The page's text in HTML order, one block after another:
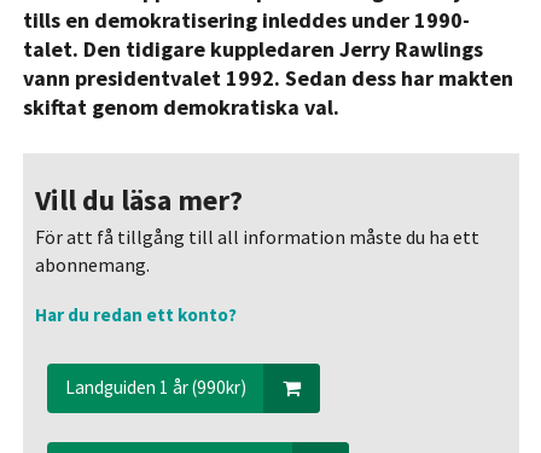
tills en demokratisering inleddes under 1990-
talet. Den tidigare kuppledaren Jerry Rawlings
vann presidentvalet 1992. Sedan dess har makten
skiftat genom demokratiska val.
Vill du läsa mer?
För att få tillgång till all information måste du ha ett
abonnemang.
Har du redan ett konto?
Landguiden 1 år (990kr)